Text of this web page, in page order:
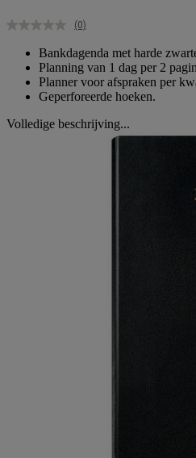
Geen
Dezelfde
paginalink.
(0)
Bankdagenda met harde
Planning van 1 dag per 2
Planner voor afspraken per
Geperforeerde hoeken.
Volledige beschrijving...